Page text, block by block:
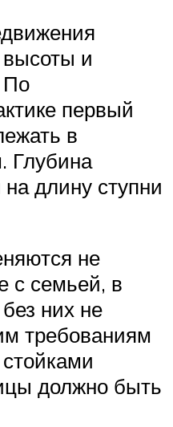
и
По
первый
в
Глубина
длину ступни
не
с семьей, в
них не
требованиям
должно быть